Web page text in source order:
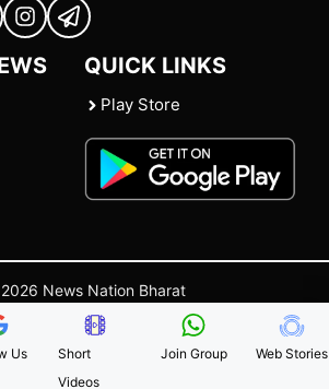
QUICK LINKS
Play Store
News Nation Bharat
Us |Policies Terms and Conditions
Us
Short
Videos
Join Group Web Stories